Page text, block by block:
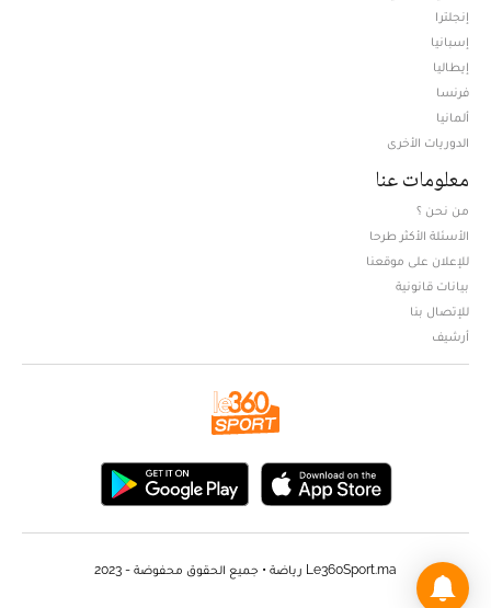
إنجلترا
إسبانيا
إيطاليا
فرنسا
ألمانيا
الدوريات الأخرى
معلومات عنا
من نحن ؟
الأسئلة الأكثر طرحا
للإعلان على موقعنا
بيانات قانونية
للإتصال بنا
أرشيف
Le360Sport.ma رياضة • جميع الحقوق محفوضة - 2023